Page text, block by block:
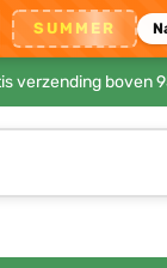
SUMMER
verzending boven